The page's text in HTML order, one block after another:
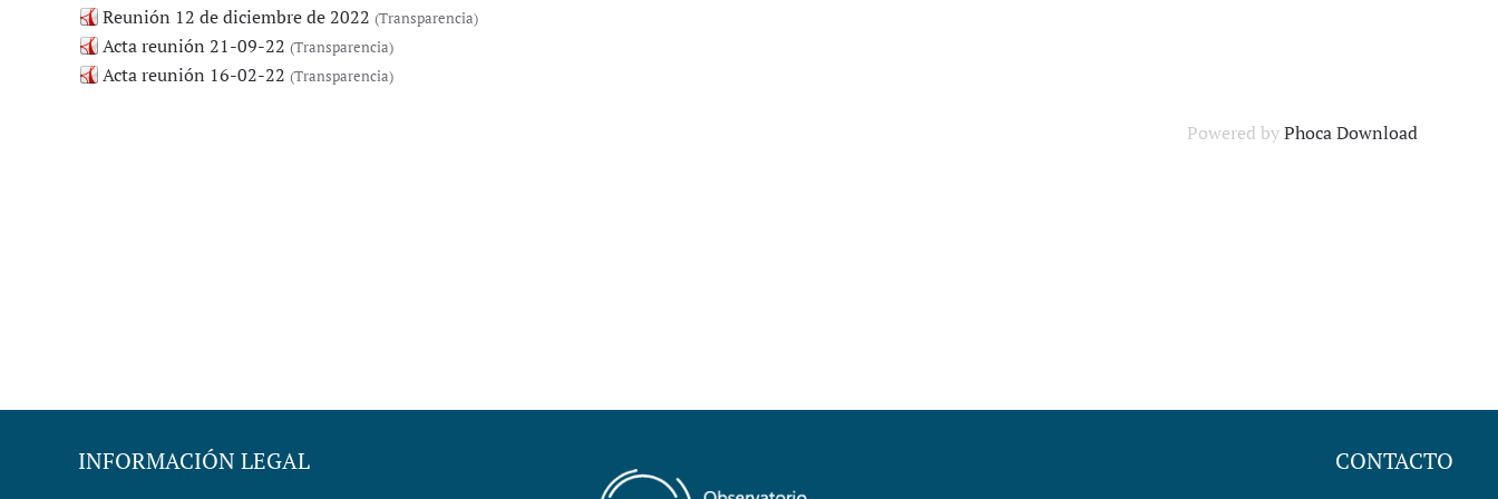
Reunión 12 de diciembre de 2022 (Transparencia)
Acta reunión 21-09-22 (Transparencia)
Acta reunión 16-02-22 (Transparencia)
Powered byPhoca Download
INFORMACIÓN LEGAL CONTACTO